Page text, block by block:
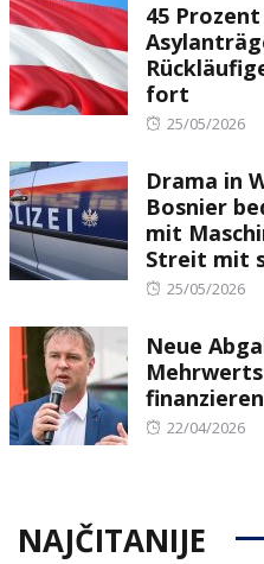
45
fort
Posted
25/05/2026
Drama in
Bosnier
mit
Streit mit
Posted
25/05/2026
Neue
finanzieren
Posted
22/04/2026
NAJČITANIJE